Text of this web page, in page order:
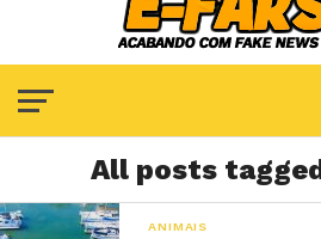
All posts
ANIMAIS